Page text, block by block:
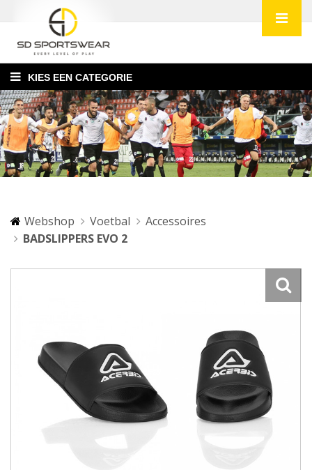
KIES EEN CATEGORIE
Webshop Voetbal
Accessoires
BADSLIPPERS EVO 2